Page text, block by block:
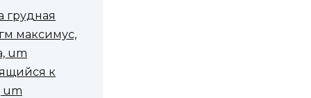
грудная
максимус,
um
к
um